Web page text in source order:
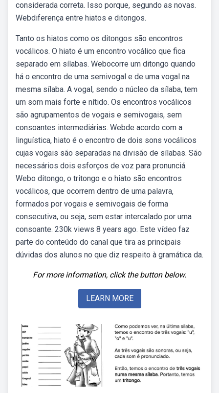
considerada correta. Isso porque, segundo as novas.
Webdiferença entre hiatos e ditongos.
Tanto os hiatos como os ditongos são encontros
vocálicos. O hiato é um encontro vocálico que fica
separado em sílabas. Webocorre um ditongo quando
há o encontro de uma semivogal e de uma vogal na
mesma sílaba. A vogal, sendo o núcleo da sílaba, tem
um som mais forte e nítido. Os encontros vocálicos
são agrupamentos de vogais e semivogais, sem
consoantes intermediárias. Webde acordo com a
linguística, hiato é o encontro de dois sons vocálicos
cujas vogais são separadas na divisão de sílabas. São
necessários dois esforços de voz para pronunciá.
Webo ditongo, o tritongo e o hiato são encontros
vocálicos, que ocorrem dentro de uma palavra,
formados por vogais e semivogais de forma
consecutiva, ou seja, sem estar intercalado por uma
consoante. 230k views 8 years ago. Este vídeo faz
parte do conteúdo do canal que tira as principais
dúvidas dos alunos no que diz respeito à gramática da.
For more information, click the button below.
LEARN MORE